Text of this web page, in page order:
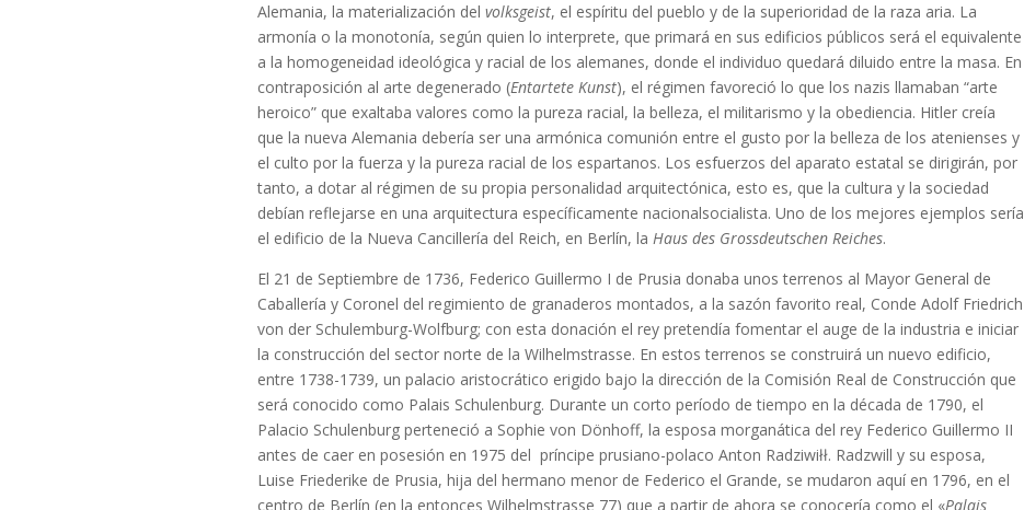
Alemania, la materialización del volksgeist, el espíritu del pueblo y de la superioridad de la raza aria. La
armonía o la monotonía, según quien lo interprete, que primará en sus edificios públicos será el equivalente
a la homogeneidad ideológica y racial de los alemanes, donde el individuo quedará diluido entre la masa. En
contraposición al arte degenerado (Entartete Kunst), el régimen favoreció lo que los nazis llamaban “arte
heroico” que exaltaba valores como la pureza racial, la belleza, el militarismo y la obediencia. Hitler creía
que la nueva Alemania debería ser una armónica comunión entre el gusto por la belleza de los atenienses y
el culto por la fuerza y la pureza racial de los espartanos. Los esfuerzos del aparato estatal se dirigirán, por
tanto, a dotar al régimen de su propia personalidad arquitectónica, esto es, que la cultura y la sociedad
debían reflejarse en una arquitectura específicamente nacionalsocialista. Uno de los mejores ejemplos sería
el edificio de la Nueva Cancillería del Reich, en Berlín, la Haus des Grossdeutschen Reiches.
El 21 de Septiembre de 1736, Federico Guillermo I de Prusia donaba unos terrenos al Mayor General de
Caballería y Coronel del regimiento de granaderos montados, a la sazón favorito real, Conde Adolf Friedrich
von der Schulemburg-Wolfburg; con esta donación el rey pretendía fomentar el auge de la industria e iniciar
la construcción del sector norte de la Wilhelmstrasse. En estos terrenos se construirá un nuevo edificio,
entre 1738-1739, un palacio aristocrático erigido bajo la dirección de la Comisión Real de Construcción que
será conocido como Palais Schulenburg. Durante un corto período de tiempo en la década de 1790, el
Palacio Schulenburg perteneció a Sophie von Dönhoff, la esposa morganática del rey Federico Guillermo II
antes de caer en posesión en 1975 del príncipe prusiano-polaco Anton Radziwiłł. Radzwill y su esposa,
Luise Friederike de Prusia, hija del hermano menor de Federico el Grande, se mudaron aquí en 1796, en el
centro de Berlín (en la entonces Wilhelmstrasse 77) que a partir de ahora se conocería como el «Palais